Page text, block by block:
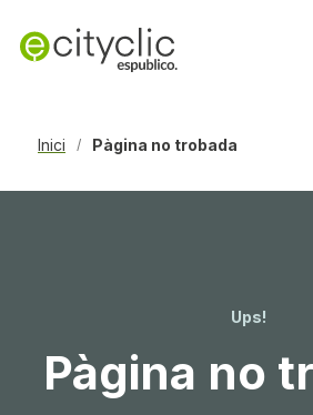
Inici / Pàgina no trobada
Ups!
Pàgina no